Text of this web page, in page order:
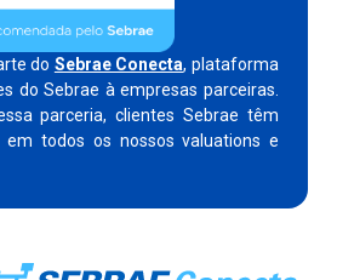
do Sebrae Conecta, plataforma
do Sebrae à empresas parceiras.
parceria, clientes Sebrae têm
em todos os nossos valuations e